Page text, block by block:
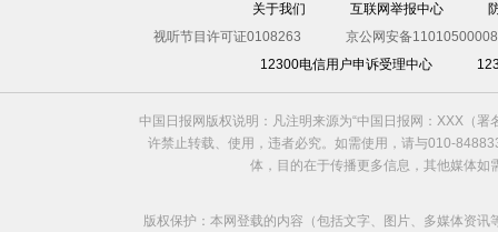
关于我们 互联网举报中心
视听节目许可证0108263
京公网安备
12300电信用户申诉受理中心
中国日报网版权说明：凡注明来源为“中国日报网：XXX（
许禁止转载、使用，违者必究。如需使用，请与010-
体，目的在于传播更多信息，其他媒体
版权保护：本网登载的内容（包括文字、图片、多媒体资